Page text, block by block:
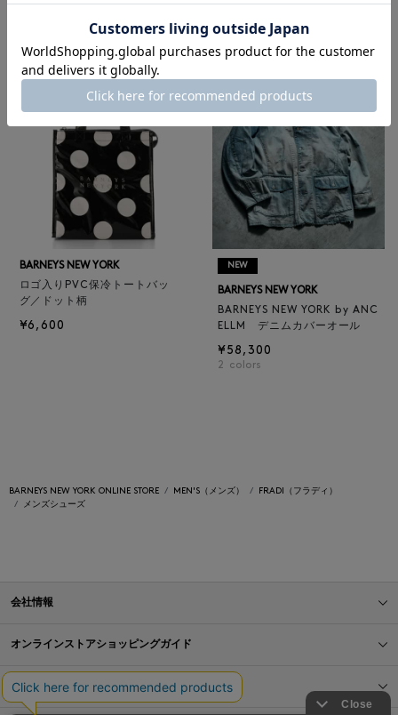
ELLM ホースレザーブルゾン
¥165,000
4 colors
BARNEYS NEW YORK
ロゴ入りPVC保冷トートバッ
グ／ドット柄
¥6,600
NEW
BARNEYS NEW YORK
BARNEYS NEW YORK by ANC
ELLM デニムカバーオール
¥58,300
2 colors
BARNEYS NEW YORK ONLINE STORE MEN'S（メンズ）
FRADI（フラディ）
メンズシューズ
会社情報
オンラインストアショッピングガイド
店舗情報